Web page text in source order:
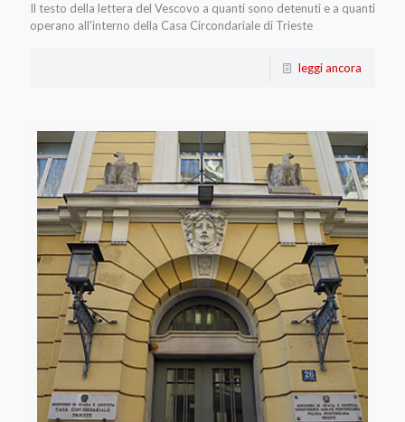
Il testo della lettera del Vescovo a quanti sono detenuti e a quanti
operano all'interno della Casa Circondariale di Trieste
leggi ancora